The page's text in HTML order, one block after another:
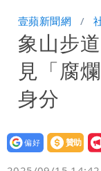
因
展場上
起訴
壹蘋新聞網
象山步
見「腐
身分
設為
贊助